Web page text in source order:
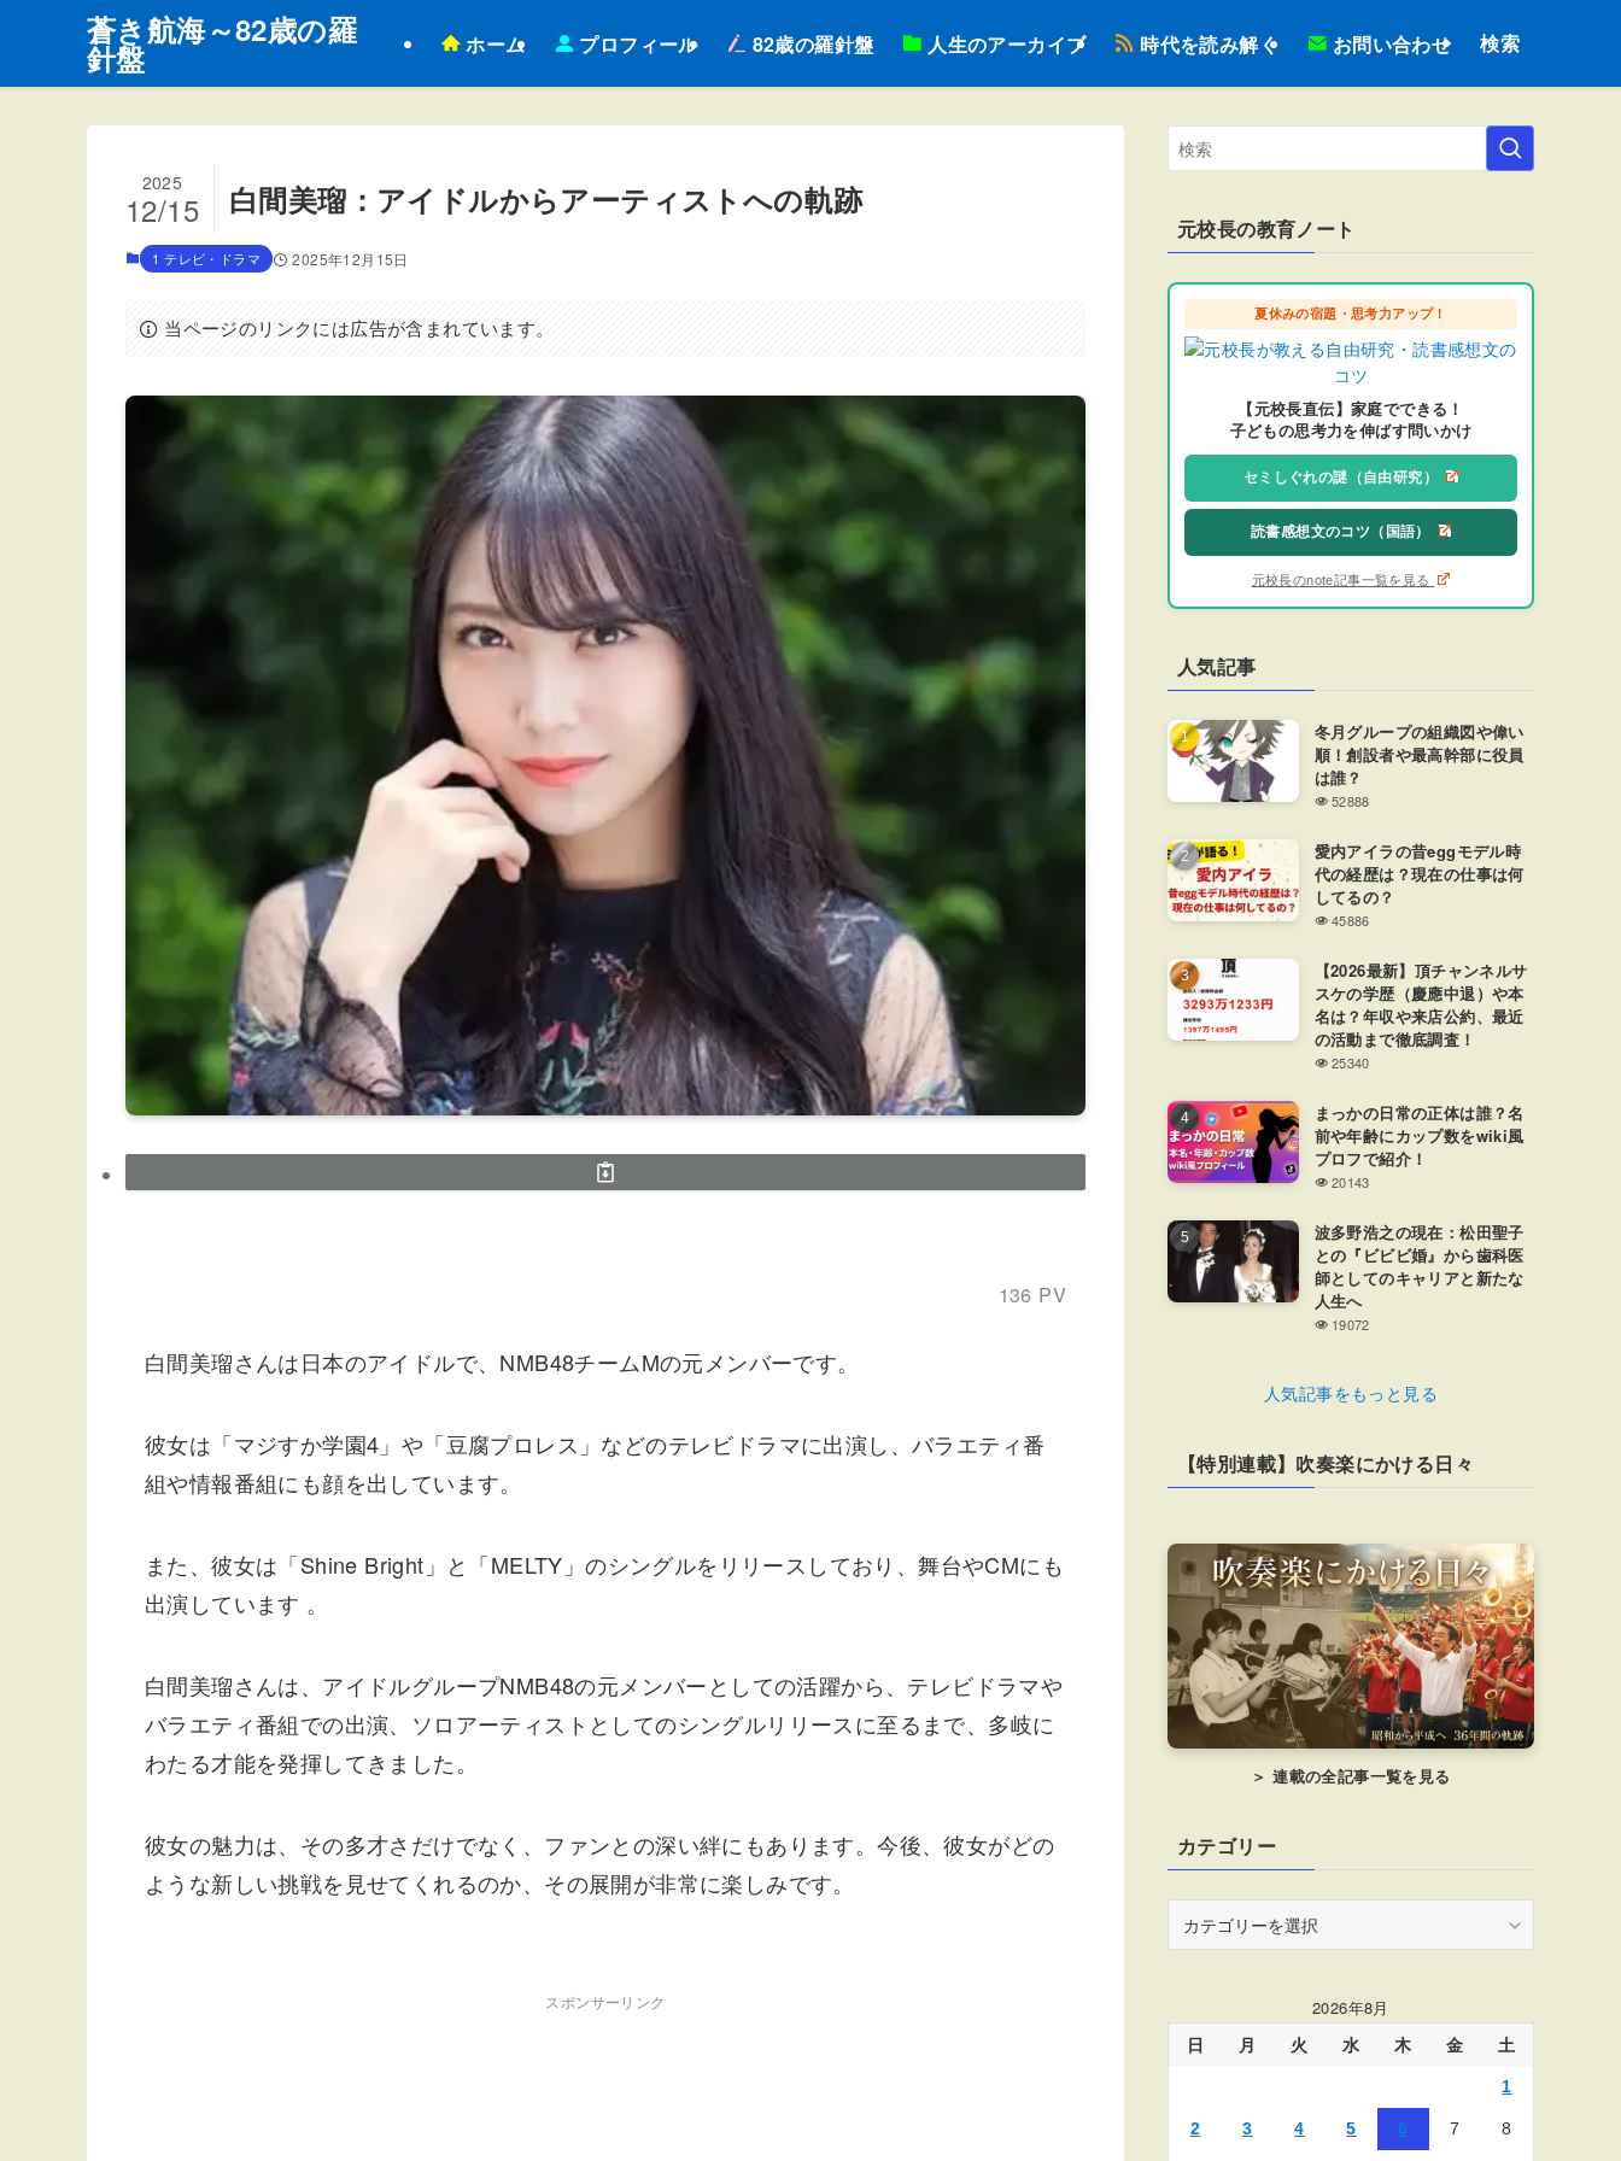
蒼き航海～82歳の羅
針盤 ホーム プロフィール 82歳の羅針盤 人生のアーカイブ 時代を読み解く お問い合わせ 検索
白間美瑠：アイドルからアーティストへの軌跡
2025
12/15
1 テレビ・ドラマ 2025年12月15日
当ページのリンクには広告が含まれています。
136 PV
白間美瑠さんは日本のアイドルで、NMB48チームMの元メンバーです。
彼女は「マジすか学園4」や「豆腐プロレス」などのテレビドラマに出演し、バラエティ番
組や情報番組にも顔を出しています。
また、彼女は「Shine Bright」と「MELTY」のシングルをリリースしており、舞台やCMにも
出演しています​ 。
白間美瑠さんは、アイドルグループNMB48の元メンバーとしての活躍から、テレビドラマや
バラエティ番組での出演、ソロアーティストとしてのシングルリリースに至るまで、多岐に
わたる才能を発揮してきました。
彼女の魅力は、その多才さだけでなく、ファンとの深い絆にもあります。今後、彼女がどの
ような新しい挑戦を見せてくれるのか、その展開が非常に楽しみです。
スポンサーリンク
元校長の教育ノート
夏休みの宿題・思考力アップ！
【元校長直伝】家庭でできる！
子どもの思考力を伸ばす問いかけ
セミしぐれの謎（自由研究）
読書感想文のコツ（国語）
元校長のnote記事一覧を見る
人気記事
冬月グループの組織図や偉い
順！創設者や最高幹部に役員
は誰？
52888
愛内アイラの昔eggモデル時
代の経歴は？現在の仕事は何
してるの？
45886
【2026最新】頂チャンネルサ
スケの学歴（慶應中退）や本
名は？年収や来店公約、最近
の活動まで徹底調査！
25340
まっかの日常の正体は誰？名
前や年齢にカップ数をwiki風
プロフで紹介！
20143
波多野浩之の現在：松田聖子
との『ビビビ婚』から歯科医
師としてのキャリアと新たな
人生へ
19072
人気記事をもっと見る
【特別連載】吹奏楽にかける日々
＞ 連載の全記事一覧を見る
カテゴリー
ー
2026年8月
日 月 火 水 木 金 土
1
2 3 4 5 6 7 8